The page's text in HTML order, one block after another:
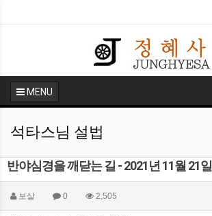
MENU
석타스님 설법
반야심경을 깨닫는 길 - 2021년 11월 21일
보살 0 2,505